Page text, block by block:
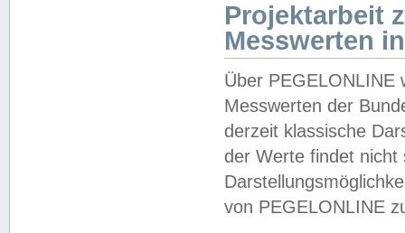
Projektarbeit
Messwerten
Über PEGELONLINE
Messwerten der
derzeit klassische
der Werte findet
von PEGELONLINE